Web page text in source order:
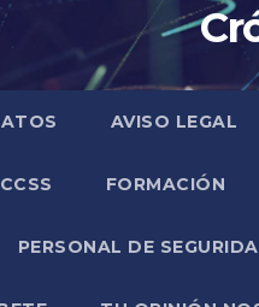
AVISO LEGAL
FORMACIÓN
PERSONAL DE